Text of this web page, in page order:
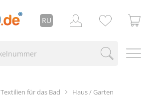
RU
Haus / Garten
Textilien für das Bad